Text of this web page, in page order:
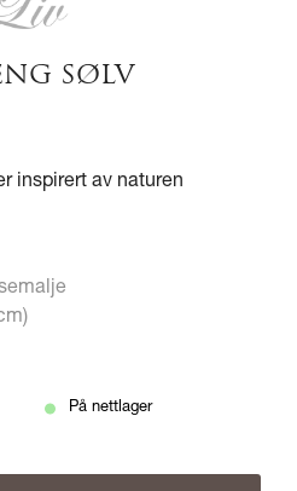
SØLV
inspirert av naturen
På nettlager